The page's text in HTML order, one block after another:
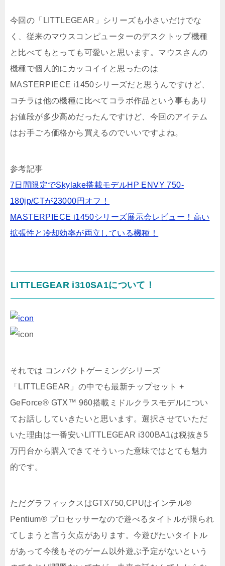
今回の「LITTLEGEAR」シリーズも小さいだけでな
く、従来のマウスコンピューターのデスクトップ機種
と比べてもとっても可愛いと思います。マウスさんの
機種で個人的にカッコイイと思ったのは
MASTERPIECE i1450シリーズだと思うんですけど、
コチラは他の機種に比べてコラボ作品という事もあり
お値段が多少高めだったんですけど、今回のアイテム
はお手ごろ価格から買えるのでいいですよね。
参考記事
7日間限定でSkylake搭載モデルHP ENVY 750-
180jp/CTが23000円オフ！
MASTERPIECE i1450シリーズ展示会レビュー！高い
拡張性と冷却効率が両立している機種！
LITTLEGEAR i310SA1について！
それでは コンパクトゲーミングシリーズ
「LITTLEGEAR」の中でも最新チップセット +
GeForce® GTX™ 960搭載ミドルクラスモデルについ
てお話ししていきたいと思います。選択させていただ
いた理由は一番安いLITTLEGEAR i300BA1は税抜き5
万円台から購入できてそういった意味ではとても魅力
的です。
ただグラフィックスはGTX750,CPUはインテル®
Pentium® プロセッサーなので遊べるタイトルが限られ
てしまうと言う欠点があります。今遊びたいタイトル
があって今後もそのゲーム以外遊ぶ予定がないという